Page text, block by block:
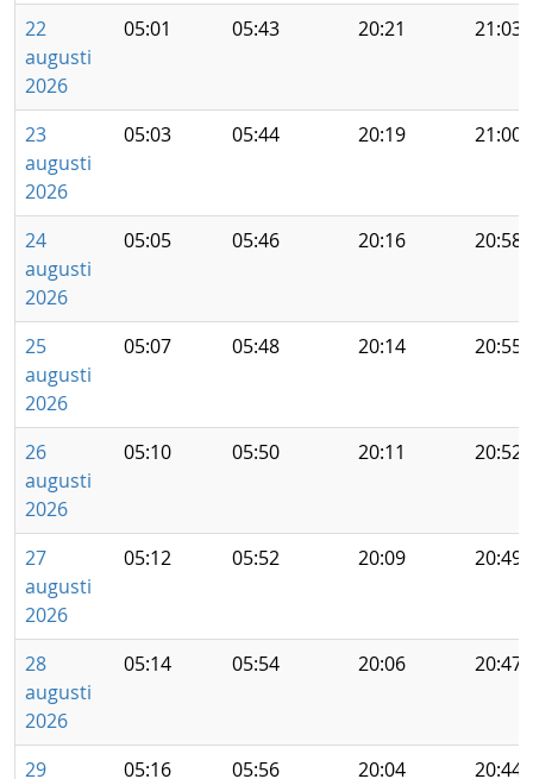
22
augusti
2026
05:01 05:43 20:21 21:03
23
augusti
2026
05:03 05:44 20:19 21:00
24
augusti
2026
05:05 05:46 20:16 20:58
25
augusti
2026
05:07 05:48 20:14 20:55
26
augusti
2026
05:10 05:50 20:11 20:52
27
augusti
2026
05:12 05:52 20:09 20:49
28
augusti
2026
05:14 05:54 20:06 20:47
29
05:16 05:56 20:04 20:44